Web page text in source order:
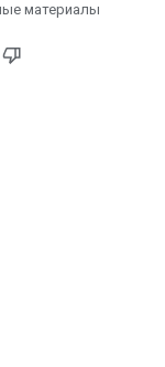
материалы